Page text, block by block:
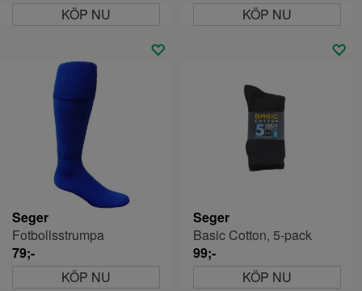
KÖP NU
KÖP NU
Seger
Fotbollsstrumpa
79;-
KÖP NU
Seger
Basic Cotton, 5-pack
99;-
KÖP NU